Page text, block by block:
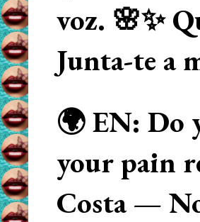
voz. 🌸✨
Junta-te a
🌍 EN: Do
your pain
Costa —